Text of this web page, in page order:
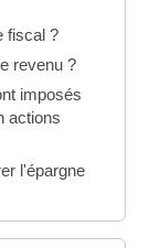
fiscal ?
revenu ?
imposés
actions
l'épargne